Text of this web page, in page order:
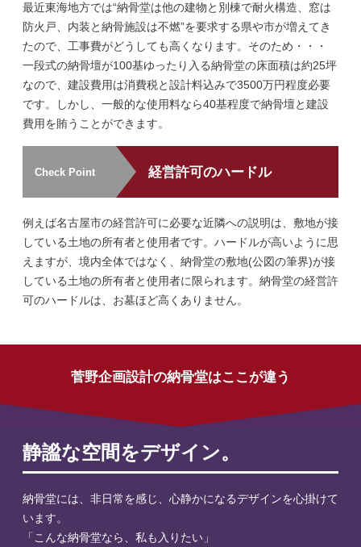
最近東海地方では“納骨堂は他の建物と別棟で耐火構造、窓は
防火戸、内装と納骨施設は不燃”を要求する県や市が増えてき
たので、工事費がどうしても高くなります。そのため・・・
一段式の納骨壇が100基ゆったり入る納骨堂の床面積は約25坪
なので、建設費用は消費税と設計料込みで3500万円程度必要
です。しかし、一般的な使用料なら40基程度で納骨壇と建設
費用を賄うことができます。
Check Point 経営許可のハードル
例えば名古屋市の経営許可に必要な近隣への説明は、敷地が接
している土地の所有者と使用者です。ハードルが高いように思
えますが、境内全体ではなく、納骨堂の敷地(公図の筆界)が接
している土地の所有者と使用者に限られます。納骨堂の経営許
可のハードルは、お墓ほど高くありません。
菅野企画設計の納骨堂はここが違う
静謐な空間をデザイン。
納骨堂には、非日常を感じ、心静かになるデザインを心掛けて
います。
「こんな納骨堂なら、私も入りたい」